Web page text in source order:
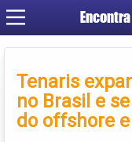
Encontra
Tenaris
no Brasil e
do offshore